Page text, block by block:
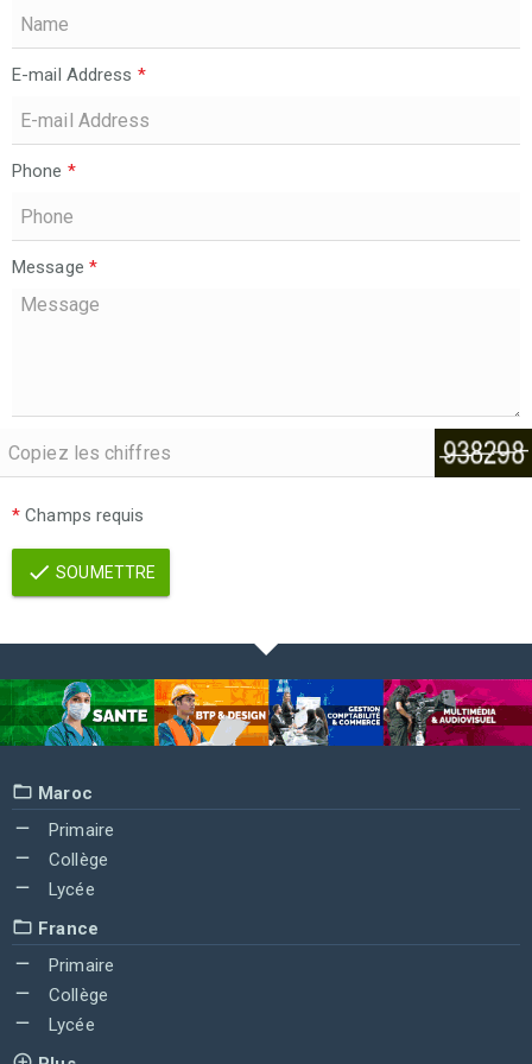
E-mail Address *
Phone *
Message *
* Champs requis
SOUMETTRE
Maroc
Primaire
Collège
Lycée
France
Primaire
Collège
Lycée